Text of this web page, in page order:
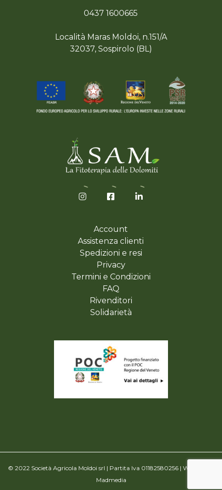
0437 1600665
Località Maras Moldoi, n.151/A
32037, Sospirolo (BL)
Account
Assistenza clienti
Spedizioni e resi
Privacy
Termini e Condizioni
FAQ
Rivenditori
Solidarietà
© 2022 Società Agricola Moldoi srl | Partita Iva 01182580256 | Website by
Madmedia